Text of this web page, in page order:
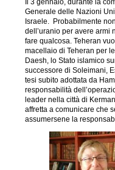
Il 3 gennaio, durante la
Generale delle Nazioni
Israele. Probabilmente
dell’uranio per avere armi
fare qualcosa. Teheran
macellaio di Teheran per
Daesh, lo Stato islamico
successore di Soleimani,
tesi subito adottata da
responsabilità
leader nella città di
affretta a comunicare che
assumersene la